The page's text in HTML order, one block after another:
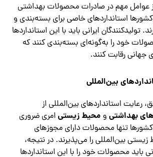
عوامل مهم در صادرات محصولات بهداشتی
استانداردهای خاصی برای بسته‌بندی و
تولیدکنندگان ایرانی باید با این استانداردها
خود را به‌گونه‌ای بسته‌بندی کنند که
جهانی رقابت کنند.
بین‌المللی
رعایت استانداردهای بین‌المللی از
بهداشتی و محیط زیستی امری ضروری
تنها محصولات دارای مجوزهای
بین‌المللی را می‌پذیرند. در نتیجه،
باید محصولات خود را با این استانداردها